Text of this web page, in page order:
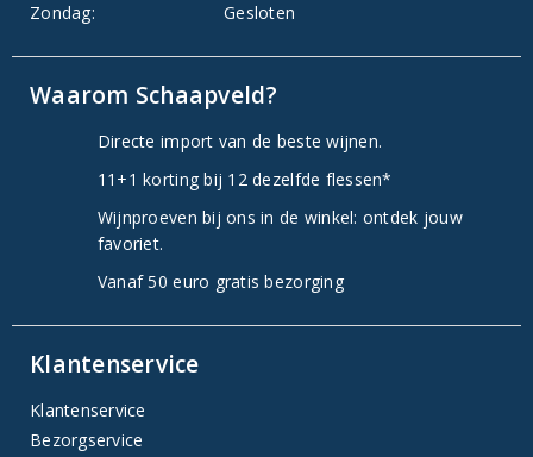
Zondag:
Gesloten
Waarom Schaapveld?
Directe import van de beste wijnen.
11+1 korting bij 12 dezelfde flessen*
Wijnproeven bij ons in de winkel: ontdek jouw
favoriet.
Vanaf 50 euro gratis bezorging
Klantenservice
Klantenservice
Bezorgservice